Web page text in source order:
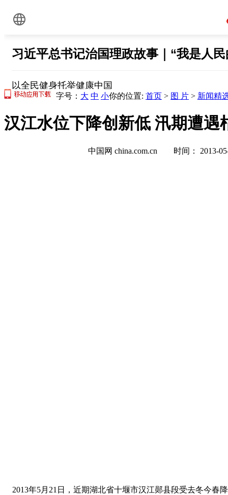
字号： 大 中 小你的位置: 首页 > 图 片 > 新闻精
汉江水位下降创新低 汛期遭遇
中国网 china.com.cn 时间：
2013年5月21日，近期湖北省十堰市汉江郧县段受去冬今春